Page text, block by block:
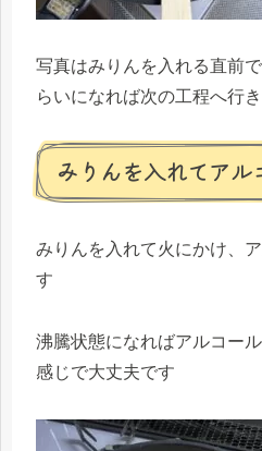
写真はみりんを入れる直前
らいになれば次の工程へ行
みりんを入れてア
みりんを入れて火にかけ、
す
沸騰状態になればアルコー
感じで大丈夫です